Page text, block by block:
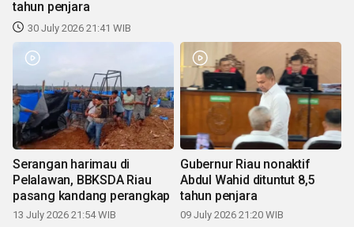
tahun penjara
30 July 2026 21:41 WIB
Serangan harimau di
Pelalawan, BBKSDA Riau
pasang kandang perangkap
13 July 2026 21:54 WIB
Gubernur Riau nonaktif
Abdul Wahid dituntut 8,5
tahun penjara
09 July 2026 21:20 WIB